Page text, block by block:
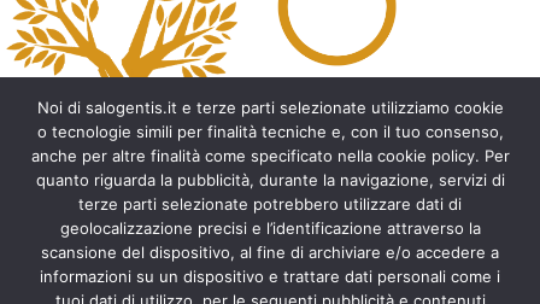
e
r
n
a
i
v
e
:
Archeologia del Salento
Cripte e ambienti rupestri del Salento
Leggende del Salento
Tradizioni e folklore del Salento
Noi di salogentis.it e terze parti selezionate utilizziamo cookie
o tecnologie simili per finalità tecniche e, con il tuo consenso,
anche per altre finalità come specificato nella cookie policy. Per
quanto riguarda la pubblicità, durante la navigazione, servizi di
terze parti selezionate potrebbero utilizzare dati di
geolocalizzazione precisi e l’identificazione attraverso la
scansione del dispositivo, al fine di archiviare e/o accedere a
informazioni su un dispositivo e trattare dati personali come i